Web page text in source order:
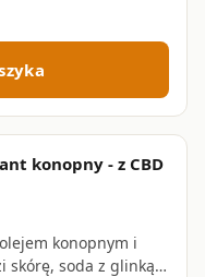
favorite_border
konopny - z CBD
konopnym i
skórę, soda z glinką